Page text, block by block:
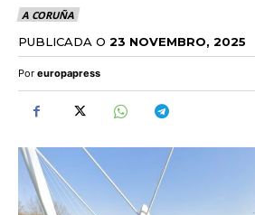
A CORUÑA
PUBLICADA O 23 NOVEMBRO, 2025
Por europapress